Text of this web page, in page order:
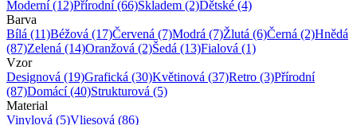
Moderní(12)Přírodní(66)Skladem (2)Dětské (4)
Barva
Bílá (11)Béžová (17)Červená (7)Modrá (7)Žlutá (6)Černá (2)Hnědá
(87)Zelená (14)Oranžová (2)Šedá (13)Fialová (1)
Vzor
Designová (19)Grafická (30)Květinová (37)Retro (3)Přírodní
(87)Domácí(40)Strukturová (5)
Material
Vinylová (5)Vliesová (86)